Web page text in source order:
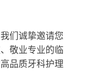
们诚挚邀请您
敬业专业的临
品质牙科护理